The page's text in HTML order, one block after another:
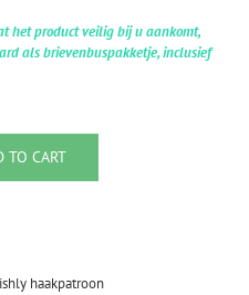
het product veilig bij u aankomt,
als brievenbuspakketje, inclusief
TO CART
haakpatroon